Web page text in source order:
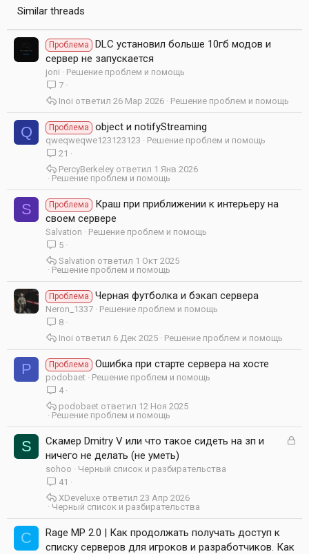
:
Similar threads
Проблема
DLC установил больше 10гб модов и
сервер не запускается
joni
Решение проблем и помощь
7
Решение проблем и помощь
26 Мар 2026
Inoi
Q Проблема object и notifyStreaming
qweqweqwe123123123
Решение проблем и помощь
21
Решение проблем и помощь
1 Янв 2026
PercyBerkeley
S Проблема
Краш при приближении к интерьеру на
своем сервере
Salvation
Решение проблем и помощь
5
Решение проблем и помощь
1 Окт 2025
Salvation
Проблема Черная футболка и бэкап сервера
Neron_1337
Решение проблем и помощь
8
Решение проблем и помощь
6 Дек 2025
Inoi
P Проблема Ошибка при старте сервера на хосте
podobaet
Решение проблем и помощь
4
Решение проблем и помощь
12 Ноя 2025
podobaet
S
З
а
Скамер Dmitry V или что такое сидеть на зп и
ничего не делать (не уметь)
sohoo
Черный список и разбирательства
41
Черный список и разбирательства
23 Апр 2026
XDeveluxe
C
Rage MP 2.0 | Как продолжать получать доступ к
списку серверов для игроков и разработчиков. Как